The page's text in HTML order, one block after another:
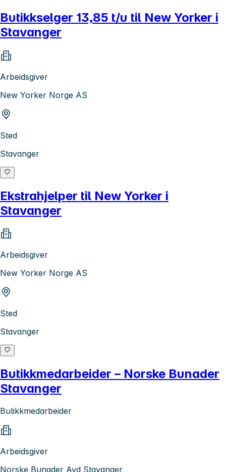
Butikkselger 13,85 t/u til New Yorker i
Stavanger
Arbeidsgiver
New Yorker Norge AS
Sted
Stavanger
Ekstrahjelper til New Yorker i
Stavanger
Arbeidsgiver
New Yorker Norge AS
Sted
Stavanger
Butikkmedarbeider – Norske Bunader
Stavanger
Butikkmedarbeider
Arbeidsgiver
Norske Bunader Avd Stavanger